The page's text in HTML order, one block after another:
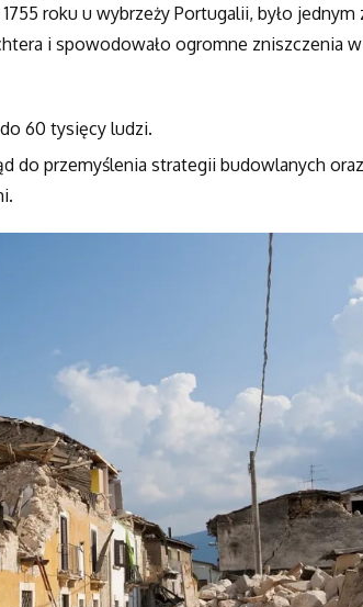
roku u wybrzeży Portugalii, było
i spowodowało ogromne zniszczenia
60 tysięcy ludzi.
do przemyślenia strategii budowlanych